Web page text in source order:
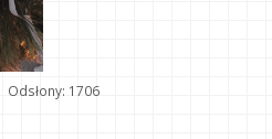
Odsłony: 1706